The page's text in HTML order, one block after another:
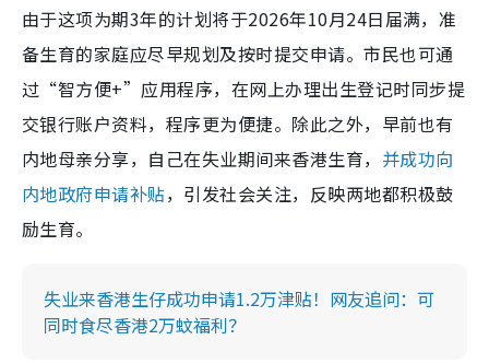
由于这项为期3年的计划将于2026年10月24日届满，准
备生育的家庭应尽早规划及按时提交申请。市民也可通
过“智方便+”应用程序，在网上办理出生登记时同步提
交银行账户资料，程序更为便捷。除此之外，早前也有
内地母亲分享，自己在失业期间来香港生育， 并成功向
内地政府申请补贴，引发社会关注，反映两地都积极鼓
励生育。
失业来香港生仔成功申请1.2万津贴！网友追问：可
同时食尽香港2万蚊福利？